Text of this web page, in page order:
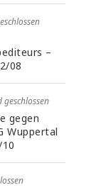
–
08
gegen
Wuppertal